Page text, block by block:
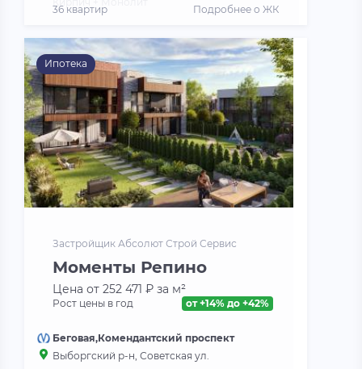
36 квартир Подробнее о ЖК
Ипотека
Застройщик Абсолют Строй Сервис
Моменты Репино
Цена от 252 471 ₽ за м²
Рост цены в год от +14% до +42%
Беговая,Комендантский проспект
Выборгский р-н, Советская ул.